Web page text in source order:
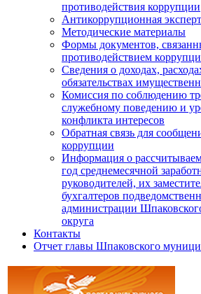
противодействия коррупции
Антикоррупционная
Методические материалы
Формы документов,
противодействием
Сведения о доходах,
обязательствах
Комиссия по соблюдению
служебному поведению и
конфликта интересов
Обратная связь для
коррупции
Информация о
год среднемесячной
руководителей, их
бухгалтеров
администрации
округа
Контакты
Отчет главы Шпаковского